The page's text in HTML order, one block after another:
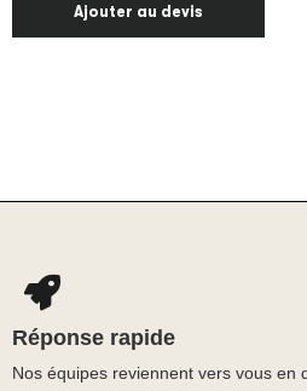
Ajouter au devis
Réponse rapide
Nos équipes reviennent vers vous en